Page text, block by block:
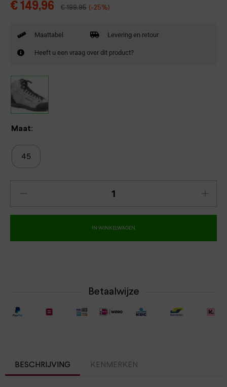
€ 149,96 €199,95 (-25%)
Maattabel Levering en retour
Heeft u een vraag over dit product?
Maat:
45
IN WINKELWAGEN
Betaalwijze
BESCHRIJVING KENMERKEN